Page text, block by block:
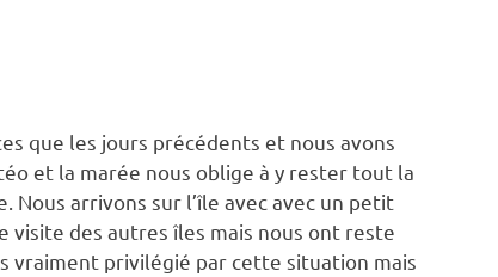
que les jours précédents et nous avons
et la marée nous oblige à y rester tout la
arrivons sur l’île avec avec un petit
des autres îles mais nous ont reste
vraiment privilégié par cette situation mais